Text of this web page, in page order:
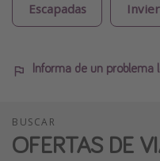
Escapadas
Informa de un problema
BUSCAR
OFERTAS DE